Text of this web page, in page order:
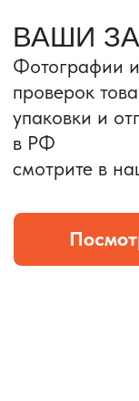
Портативные
Условия: Тираж
Колонка с шнуром
зарядным, без
и ложемента
КОНТРОЛЬ
Проверка по ТЗ